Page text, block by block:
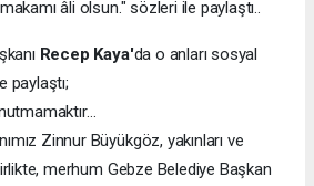
âli olsun." sözleri ile paylaştı..
Recep Kaya'da o anları sosyal
paylaştı;
Zinnur Büyükgöz, yakınları ve
merhum Gebze Belediye Başkan